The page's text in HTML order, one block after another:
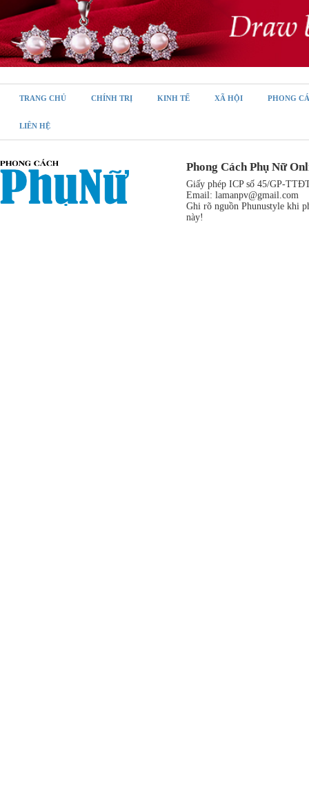
TRANG CHỦ CHÍNH TRỊ KINH TẾ XÃ HỘI PHONG
LIÊN HỆ
Phong Cách Phụ Nữ
Giấy phép ICP số 45/GP-
Email: lamanpv@gmail.com
Ghi rõ nguồn Phunustyle khi
này!